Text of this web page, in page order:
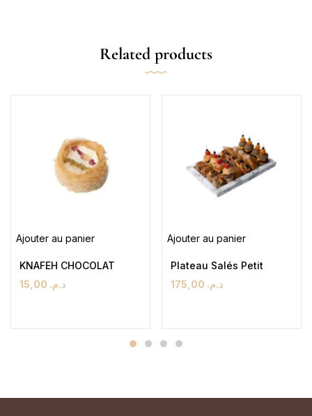
Related products
Ajouter au panier
KNAFEH CHOCOLAT
د.م.
Ajouter au panier
Plateau Salés Petit
د.م.